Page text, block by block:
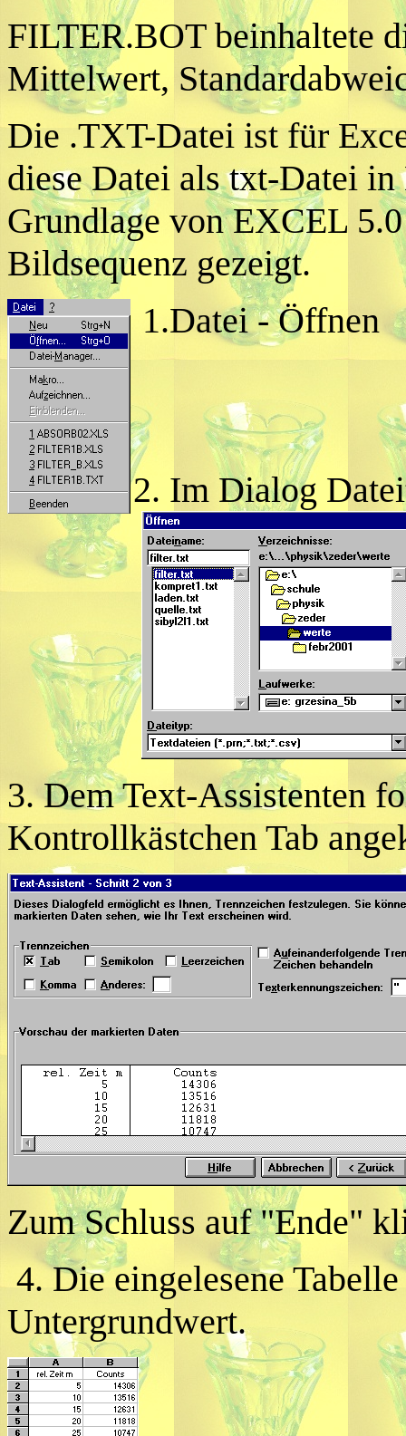
FILTER.BOT beinhaltete
Mittelwert,
Die .TXT-Datei ist für
diese Datei als txt-Datei
Grundlage von EXCEL
Bildsequenz gezeigt.
1.Datei - Öffnen
2. Im Dialog
3. Dem Text-Assistenten
Kontrollkästchen Tab
Zum Schluss auf "Ende"
4. Die eingelesene
Untergrundwert.